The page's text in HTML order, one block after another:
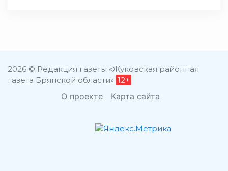
2026 © Редакция газеты «Жуковская районная
газета Брянской области» 12+
О проекте Карта сайта